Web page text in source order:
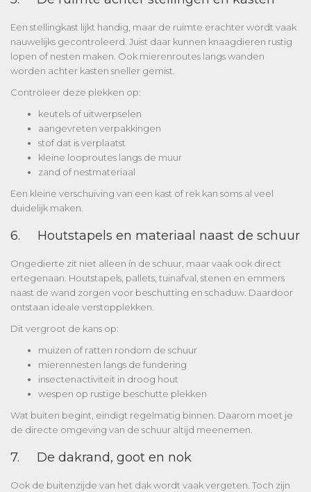
Een stellingkast lijkt handig, maar de ruimte erachter wordt vaak
nauwelijks gecontroleerd. Juist daar kunnen knaagdieren rustig
lopen of nesten maken. Ook mierenroutes langs wanden
worden achter kasten sneller gemist.
Controleer deze plekken op:
keutels of uitwerpselen
aangevreten verpakkingen
stof dat is verplaatst
kleine looproutes langs de muur
zand of nestmateriaal
Een kleine verschuiving van een kast of rek kan soms al veel
duidelijk maken.
6. Houtstapels en materiaal naast de schuur
Ongedierte zit niet alleen ín de schuur, maar vaak ook direct
ertegenaan. Houtstapels, pallets, tuinafval, stenen en emmers
naast de wand zorgen voor beschutting en schaduw. Daardoor
ontstaan ideale verstopplekken.
Dit vergroot de kans op:
muizen of ratten rondom de schuur
mierennesten langs de fundering
insectenactiviteit in droog hout
wespen op rustige beschutte plekken
Wat buiten begint, eindigt regelmatig binnen. Daarom moet je
de directe omgeving van de schuur altijd meenemen.
7. De dakrand, goot en nok
Ook de buitenzijde van het dak wordt vaak vergeten. Toch zijn